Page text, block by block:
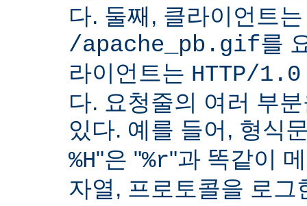
다. 둘째, 클라이언트
/apache_pb.gif를
라이언트는 HTTP/1.0
다. 요청줄의 여러 부
있다. 예를 들어, 형식
%H"은 "%r"과 똑같이
자열, 프로토콜을 로그